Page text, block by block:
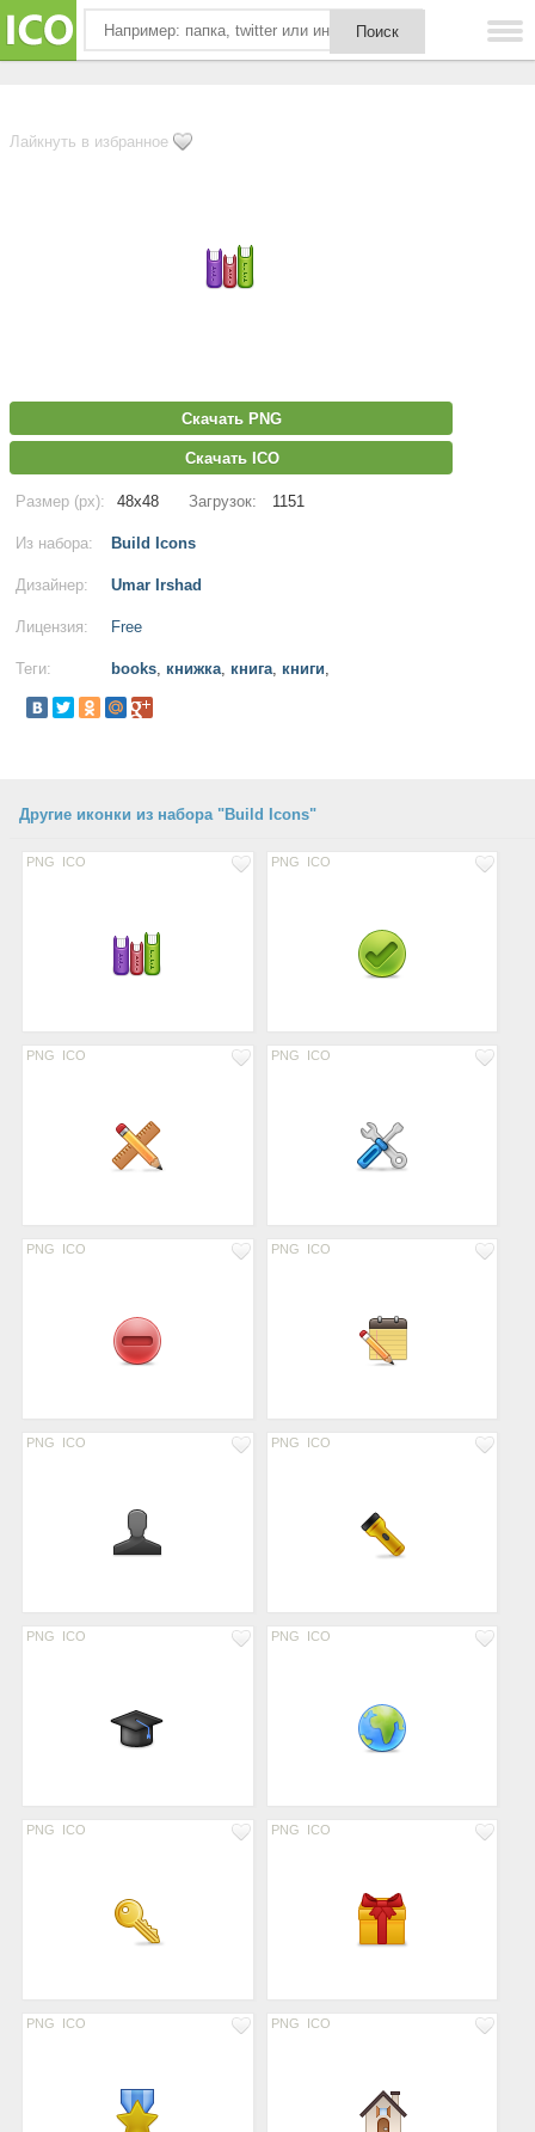
Лайкнуть в избранное
Скачать PNG
Скачать ICO
Размер (px): 48x48 Загрузок: 1151
Из набора: Build Icons
Дизайнер: Umar Irshad
Лицензия: Free
Теги: books, книжка, книга, книги,
Другие иконки из набора "Build Icons"
PNG ICO PNG ICO
PNG ICO PNG ICO
PNG ICO PNG ICO
PNG ICO PNG ICO
PNG ICO PNG ICO
PNG ICO PNG ICO
PNG ICO PNG ICO